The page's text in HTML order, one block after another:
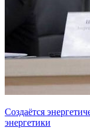
Создаётся
энергетики